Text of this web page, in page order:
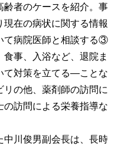
齢者のケースを紹介。事
在の病状に関する情報
て病院医師と相談する③
事、入浴など、退院ま
て対策を立てる―ことな
の他、薬剤師の訪問に
の訪問による栄養指導な
川俊男副会長は、長時